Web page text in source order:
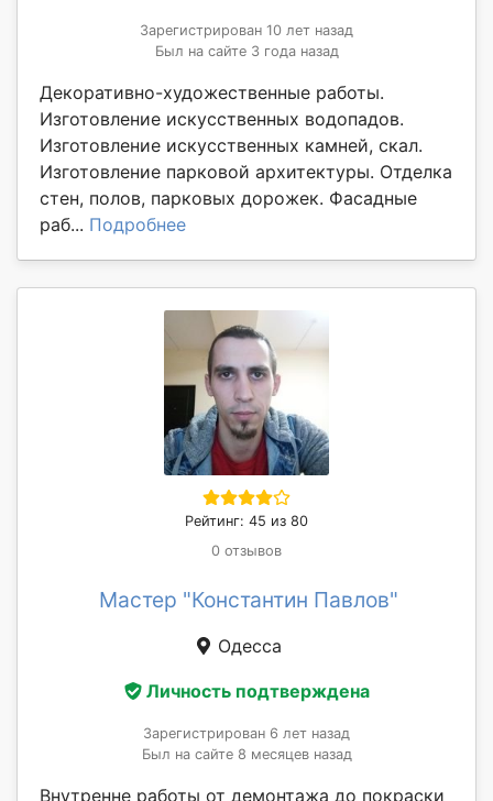
Зарегистрирован 10 лет назад
Был на сайте 3 года назад
Декоративно-художественные работы.
Изготовление искусственных водопадов.
Изготовление искусственных камней, скал.
Изготовление парковой архитектуры. Отделка
стен, полов, парковых дорожек. Фасадные
раб... Подробнее
Рейтинг: 45 из 80
0 отзывов
Мастер "Константин Павлов"
Одесса
Личность подтверждена
Зарегистрирован 6 лет назад
Был на сайте 8 месяцев назад
Внутренне работы от демонтажа до покраски